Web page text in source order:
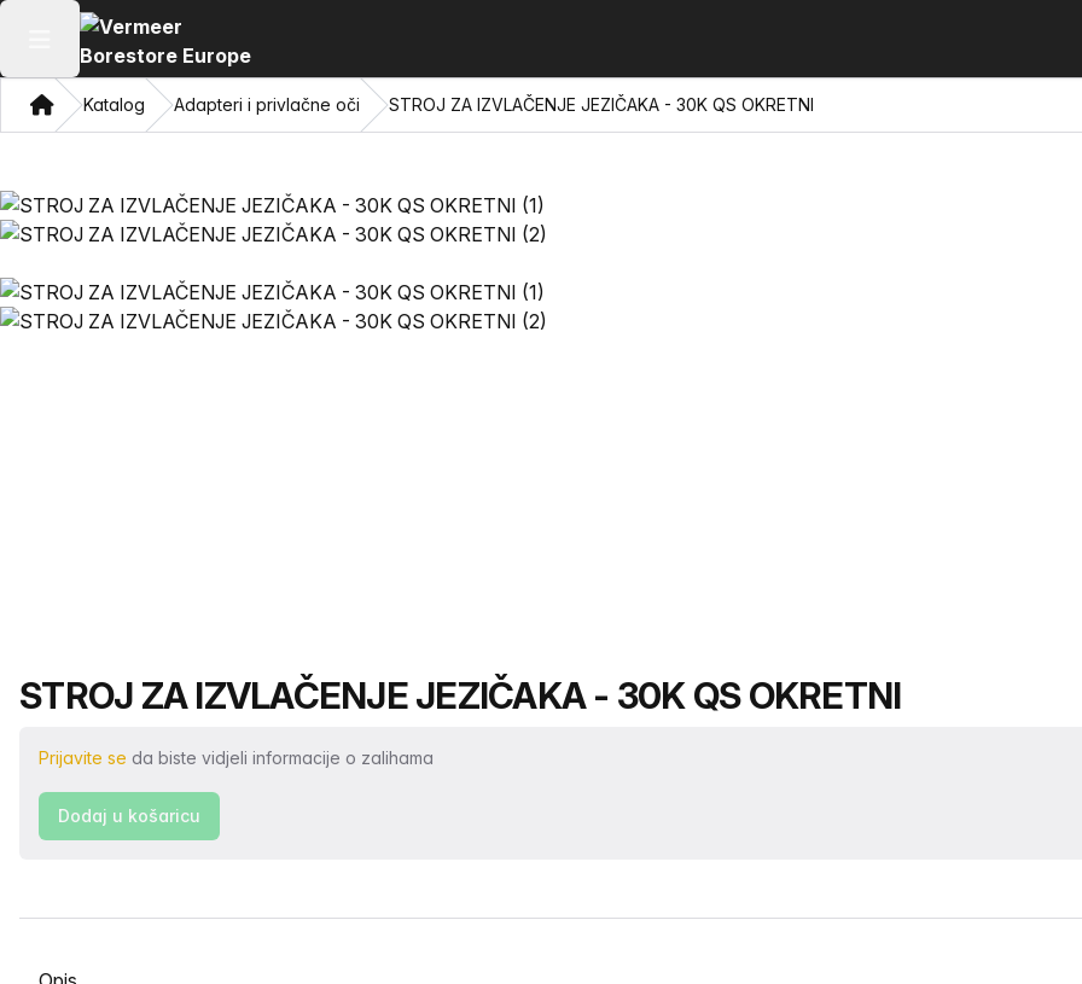
Otvaranje glavnog izbornika
DomKatalog Adapteri i privlačne oči STROJ ZA IZVLAČENJE JEZIČAKA - 30K QS OKRETNI
Naziv proizvoda
STROJ ZA IZVLAČENJE JEZIČAKA - 30K QS OKRETNI
Prijavite se da biste vidjeli informacije o zalihama
Dodaj u košaricu
Odabir kartice